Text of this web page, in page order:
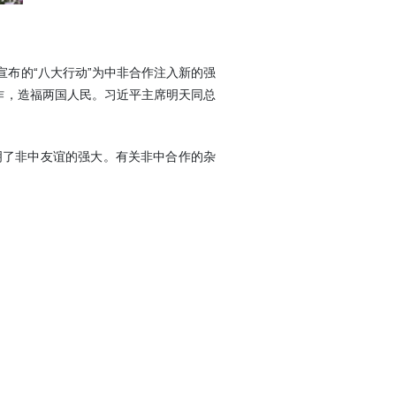
的“八大行动”为中非合作注入新的强
造福两国人民。习近平主席明天同总
非中友谊的强大。有关非中合作的杂